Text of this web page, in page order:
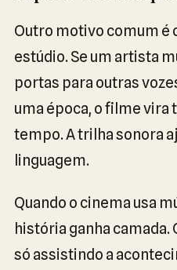
Outro motivo comum é
estúdio. Se um artista
portas para outras
uma época, o filme
tempo. A trilha sonora
linguagem.
Quando o cinema usa
história ganha camada.
só assistindo a